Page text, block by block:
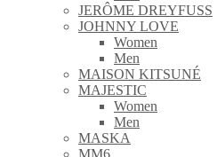
JERÔME DREYFUSS
JOHNNY LOVE
Women
Men
MAISON KITSUNÉ
MAJESTIC
Women
Men
MASKA
MM6